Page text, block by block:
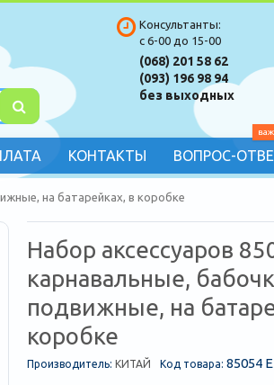
Консультанты:
с 6-00 до 15-00
(068) 201 58 62
(093) 196 98 94
без выходных
КОНТАКТЫ ВОПРОС-
на батарейках, в коробке
Набор аксессуаров
карнавальные,
подвижные, на
коробке
Производитель: КИТАЙ Код товара: 85054 E